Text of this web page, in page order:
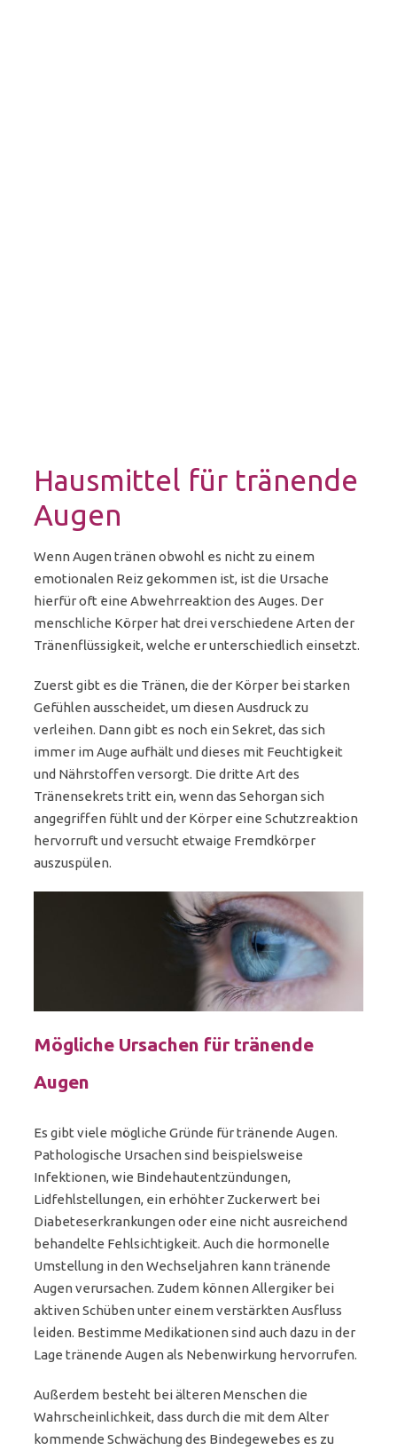
Hausmittel für tränende
Augen
Wenn Augen tränen obwohl es nicht zu einem
emotionalen Reiz gekommen ist, ist die Ursache
hierfür oft eine Abwehrreaktion des Auges. Der
menschliche Körper hat drei verschiedene Arten der
Tränenflüssigkeit, welche er unterschiedlich einsetzt.
Zuerst gibt es die Tränen, die der Körper bei starken
Gefühlen ausscheidet, um diesen Ausdruck zu
verleihen. Dann gibt es noch ein Sekret, das sich
immer im Auge aufhält und dieses mit Feuchtigkeit
und Nährstoffen versorgt. Die dritte Art des
Tränensekrets tritt ein, wenn das Sehorgan sich
angegriffen fühlt und der Körper eine Schutzreaktion
hervorruft und versucht etwaige Fremdkörper
auszuspülen.
Mögliche Ursachen für tränende
Augen
Es gibt viele mögliche Gründe für tränende Augen.
Pathologische Ursachen sind beispielsweise
Infektionen, wie Bindehautentzündungen,
Lidfehlstellungen, ein erhöhter Zuckerwert bei
Diabeteserkrankungen oder eine nicht ausreichend
behandelte Fehlsichtigkeit. Auch die hormonelle
Umstellung in den Wechseljahren kann tränende
Augen verursachen. Zudem können Allergiker bei
aktiven Schüben unter einem verstärkten Ausfluss
leiden. Bestimme Medikationen sind auch dazu in der
Lage tränende Augen als Nebenwirkung hervorrufen.
Außerdem besteht bei älteren Menschen die
Wahrscheinlichkeit, dass durch die mit dem Alter
kommende Schwächung des Bindegewebes es zu